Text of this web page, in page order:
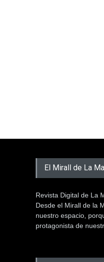
El Mirall de La
Revista Digital de La
Desde el Mirall de la
nuestro espacio,
protagonista de